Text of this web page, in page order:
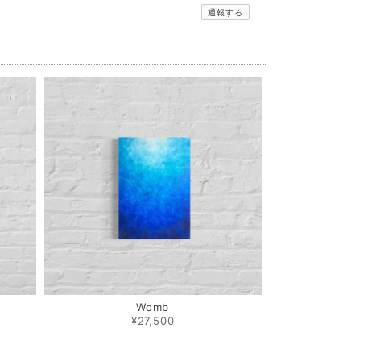
通報する
Womb
¥27,500